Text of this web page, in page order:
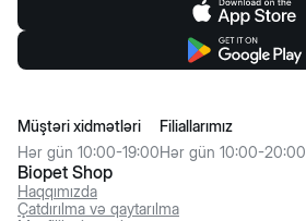
Biopet Shop
Haqqımızda
Çatdırılma və qaytarılma
Müştəri xidmətləri
Hər gün 10:00-19:00
Filiallarımız
Hər gün 10:00-20:00